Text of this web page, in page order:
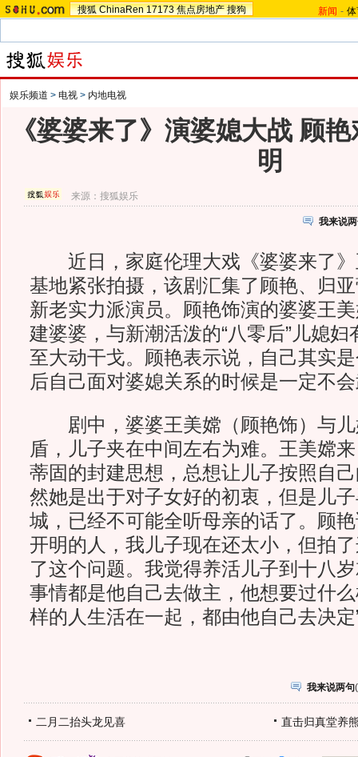
搜狐 ChinaRen 17173 焦点房地产 搜狗 新闻 -
娱乐频道 > 电视 > 内地电视
《婆婆来了》演婆媳大战 顾
明
来源：搜狐娱乐
我来说
近日，家庭伦理大戏《婆婆来了》
基地紧张拍摄，该剧汇集了顾艳、归
新老实力派演员。顾艳饰演的婆婆王
建婆婆，与新潮活泼的“八零后”儿媳
至大动干戈。顾艳表示说，自己其实
后自己面对婆媳关系的时候是一定不
剧中，婆婆王美嫦（顾艳饰）与儿
盾，儿子夹在中间左右为难。王美嫦
蒂固的封建思想，总想让儿子按照自
然她是出于对子女好的初衷，但是儿
城，已经不可能全听母亲的话了。顾
开明的人，我儿子现在还太小，但拍
了这个问题。我觉得养活儿子到十八
事情都是他自己去做主，他想要过什
样的人生活在一起，都由他自己去决定
我来说两句(
二月二抬头龙见喜 直击归真堂养